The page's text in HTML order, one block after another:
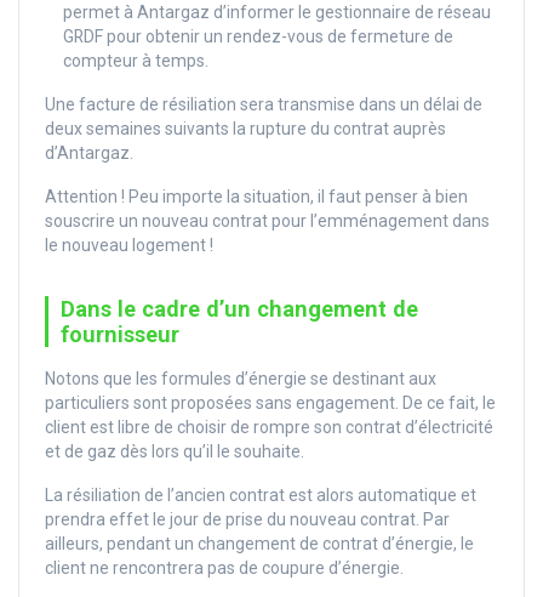
permet à Antargaz d’informer le gestionnaire de réseau
GRDF pour obtenir un rendez-vous de fermeture de
compteur à temps.
Une facture de résiliation sera transmise dans un délai de
deux semaines suivants la rupture du contrat auprès
d’Antargaz.
Attention ! Peu importe la situation, il faut penser à bien
souscrire un nouveau contrat pour l’emménagement dans
le nouveau logement !
Dans le cadre d’un changement de
fournisseur
Notons que les formules d’énergie se destinant aux
particuliers sont proposées sans engagement. De ce fait, le
client est libre de choisir de rompre son contrat d’électricité
et de gaz dès lors qu’il le souhaite.
La résiliation de l’ancien contrat est alors automatique et
prendra effet le jour de prise du nouveau contrat. Par
ailleurs, pendant un changement de contrat d’énergie, le
client ne rencontrera pas de coupure d’énergie.